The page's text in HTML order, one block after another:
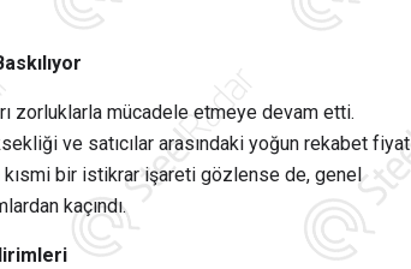
zorluklarla mücadele etmeye devam etti.
ve satıcılar arasındaki yoğun rekabet fiyat
kısmi bir istikrar işareti gözlense de, genel
kaçındı.